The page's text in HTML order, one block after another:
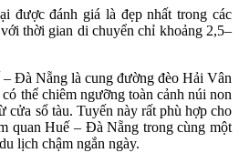
được đánh giá là đẹp nhất trong các
thời gian di chuyển chỉ khoảng 2,5–
Đà Nẵng là cung đường đèo Hải Vân
thể chiêm ngưỡng toàn cảnh núi non
cửa sổ tàu. Tuyến này rất phù hợp cho
quan Huế – Đà Nẵng trong cùng một
lịch chậm ngắn ngày.